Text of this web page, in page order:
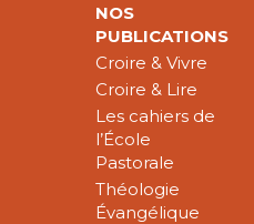
NOS
PUBLICATIONS
Croire & Vivre
Croire & Lire
Les cahiers de
l’École
Pastorale
Théologie
Évangélique